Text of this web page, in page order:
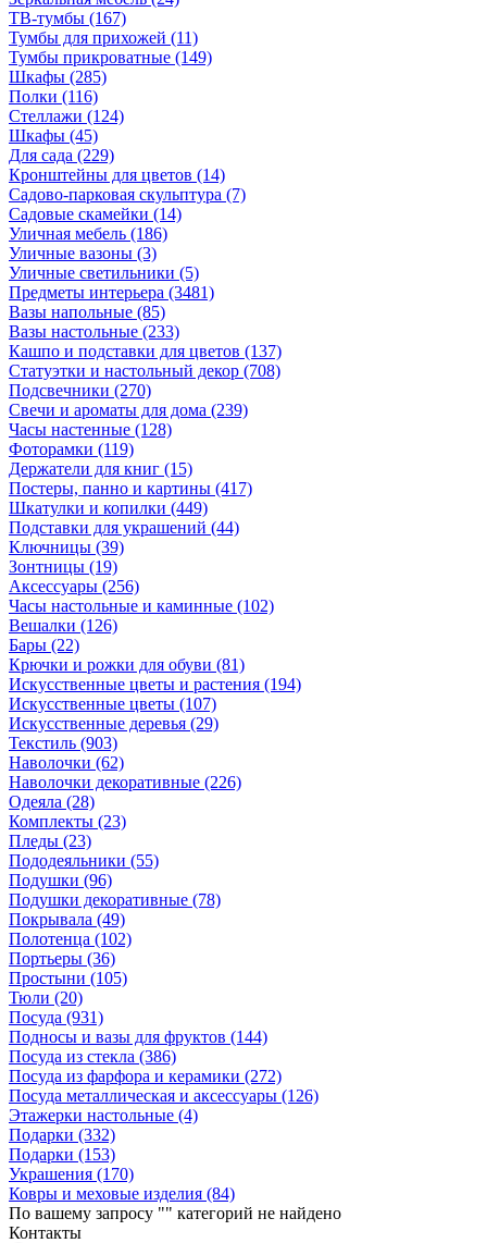
ТВ-тумбы (167)
Тумбы для прихожей (11)
Тумбы прикроватные (149)
Шкафы (285)
Полки (116)
Стеллажи (124)
Шкафы (45)
Для сада (229)
Кронштейны для цветов (14)
Садово-парковая скульптура (7)
Садовые скамейки (14)
Уличная мебель (186)
Уличные вазоны (3)
Уличные светильники (5)
Предметы интерьера (3481)
Вазы напольные (85)
Вазы настольные (233)
Кашпо и подставки для цветов (137)
Статуэтки и настольный декор (708)
Подсвечники (270)
Свечи и ароматы для дома (239)
Часы настенные (128)
Фоторамки (119)
Держатели для книг (15)
Постеры, панно и картины (417)
Шкатулки и копилки (449)
Подставки для украшений (44)
Ключницы (39)
Зонтницы (19)
Аксессуары (256)
Часы настольные и каминные (102)
Вешалки (126)
Бары (22)
Крючки и рожки для обуви (81)
Искусственные цветы и растения (194)
Искусственные цветы (107)
Искусcтвенные деревья (29)
Текстиль (903)
Наволочки (62)
Наволочки декоративные (226)
Одеяла (28)
Комплекты (23)
Пледы (23)
Пододеяльники (55)
Подушки (96)
Подушки декоративные (78)
Покрывала (49)
Полотенца (102)
Портьеры (36)
Простыни (105)
Тюли (20)
Посуда (931)
Подносы и вазы для фруктов (144)
Посуда из стекла (386)
Посуда из фарфора и керамики (272)
Посуда металлическая и аксессуары (126)
Этажерки настольные (4)
Подарки (332)
Подарки (153)
Украшения (170)
Ковры и меховые изделия (84)
По вашему запросу "" категорий не найдено
Контакты